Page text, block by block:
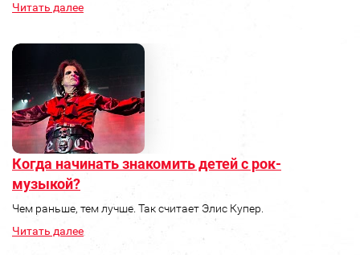
Читать далее
Когда начинать знакомить детей с рок-
музыкой?
Чем раньше, тем лучше. Так считает Элис Купер.
Читать далее